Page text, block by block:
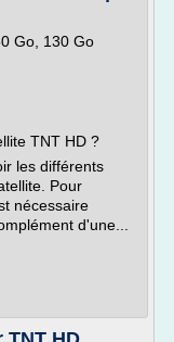
Go, 130 Go
TNT HD ?
les différents
Pour
nécessaire
d'une...